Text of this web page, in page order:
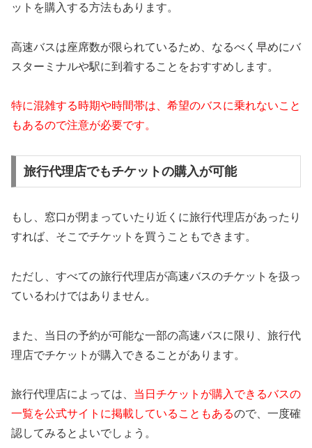
ットを購入する方法もあります。
高速バスは座席数が限られているため、なるべく早めにバ
スターミナルや駅に到着することをおすすめします。
特に混雑する時期や時間帯は、希望のバスに乗れないこと
もあるので注意が必要です。
旅行代理店でもチケットの購入が可能
もし、窓口が閉まっていたり近くに旅行代理店があったり
すれば、そこでチケットを買うこともできます。
ただし、すべての旅行代理店が高速バスのチケットを扱っ
ているわけではありません。
また、当日の予約が可能な一部の高速バスに限り、旅行代
理店でチケットが購入できることがあります。
旅行代理店によっては、 当日チケットが購入できるバスの
一覧を公式サイトに掲載していることもあるので、一度確
認してみるとよいでしょう。